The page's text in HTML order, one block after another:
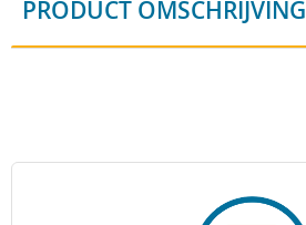
PRODUCT OMSCHRIJVING